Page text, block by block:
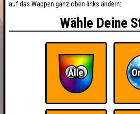
auf das Wappen ganz oben links ändern:
Wähle Deine
Alle